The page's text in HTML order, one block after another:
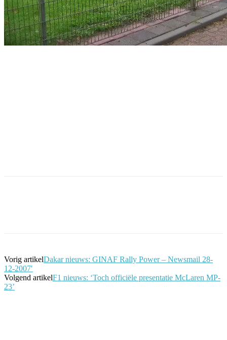
Vorig artikelDakar nieuws: GINAF Rally Power – Newsmail 28-
12-2007′
Volgend artikelF1 nieuws: ‘Toch officiële presentatie McLaren MP-
23’